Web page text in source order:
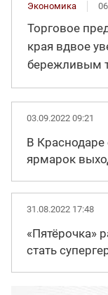
Экономика
Торговое
края вдвое
бережливым
03.09.2022 09:21
В Краснодаре
ярмарок
31.08.2022 17:48
«Пятёрочка»
стать